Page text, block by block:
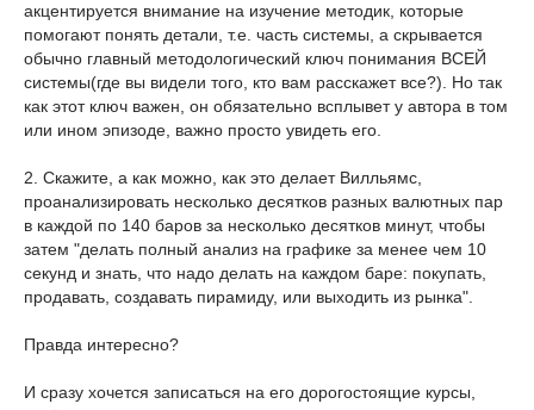
акцентируется внимание на изучение методик, которые
помогают понять детали, т.е. часть системы, а скрывается
обычно главный методологический ключ понимания ВСЕЙ
системы(где вы видели того, кто вам расскажет все?). Но так
как этот ключ важен, он обязательно всплывет у автора в том
или ином эпизоде, важно просто увидеть его.
2. Скажите, а как можно, как это делает Вилльямс,
проанализировать несколько десятков разных валютных пар
в каждой по 140 баров за несколько десятков минут, чтобы
затем "делать полный анализ на графике за менее чем 10
секунд и знать, что надо делать на каждом баре: покупать,
продавать, создавать пирамиду, или выходить из рынка".
Правда интересно?
И сразу хочется записаться на его дорогостоящие курсы,